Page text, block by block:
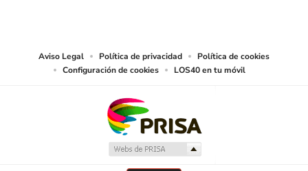
Aviso Legal Política de privacidad
Política de cookies
Configuración de cookies
LOS40 en tu móvil